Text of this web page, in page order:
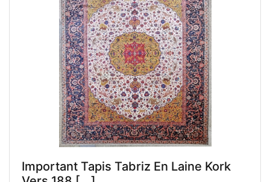
Important Tapis Tabriz En Laine Kork